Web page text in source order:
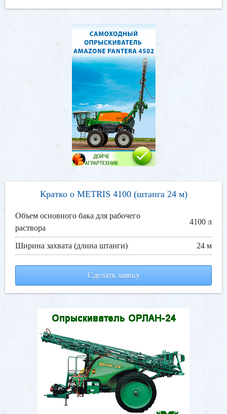
Кратко о METRIS 4100 (штанга 24 м)
Объем основного бака для рабочего
раствора
4100 л
Ширина захвата (длина штанги) 24 м
Сделать заявку